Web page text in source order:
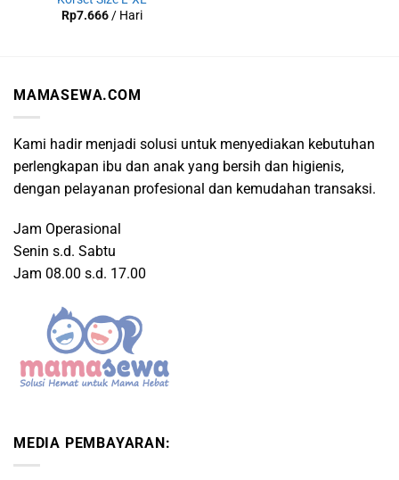
Rp7.666/ Hari
MAMASEWA.COM
Kami hadir menjadi solusi untuk menyediakan kebutuhan
perlengkapan ibu dan anak yang bersih dan higienis,
dengan pelayanan profesional dan kemudahan transaksi.
Jam Operasional
Senin s.d. Sabtu
Jam 08.00 s.d. 17.00
MEDIA PEMBAYARAN: